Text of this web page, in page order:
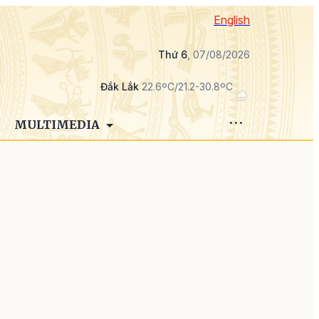
English
Thứ 6, 07/08/2026
Đắk Lắk22.6ºC/21.2-30.8ºC
MULTIMEDIA